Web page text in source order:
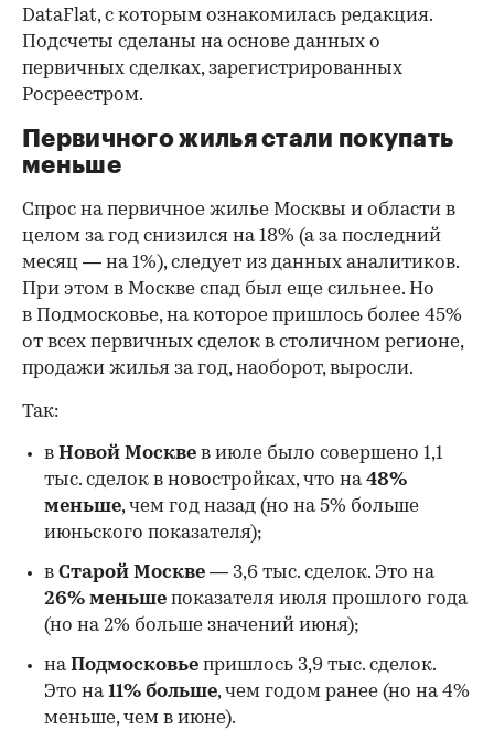
DataFlat, с которым ознакомилась редакция.
Подсчеты сделаны на основе данных о
первичных сделках, зарегистрированных
Росреестром.
Первичного жилья стали покупать
меньше
Спрос на первичное жилье Москвы и области в
целом за год снизился на 18% (а за последний
месяц — на 1%), следует из данных аналитиков.
При этом в Москве спад был еще сильнее. Но
в Подмосковье, на которое пришлось более 45%
от всех первичных сделок в столичном регионе,
продажи жилья за год, наоборот, выросли.
00:00 / 00:00
Так:
в Новой Москве в июле было совершено 1,1
тыс. сделок в новостройках, что на48%
меньше, чем год назад (но на 5% больше
июньского показателя);
в Старой Москве — 3,6 тыс. сделок. Это на
26% меньше показателя июля прошлого года
(но на 2% больше значений июня);
наПодмосковье пришлось 3,9 тыс. сделок.
Это на11% больше, чем годом ранее (но на 4%
меньше, чем в июне).